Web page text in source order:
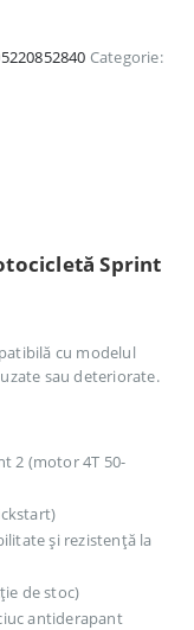
Categorie:
Sprint
cu modelul
sau deteriorate.
2 (motor 4T 50-
și rezistență la
de stoc)
antiderapant